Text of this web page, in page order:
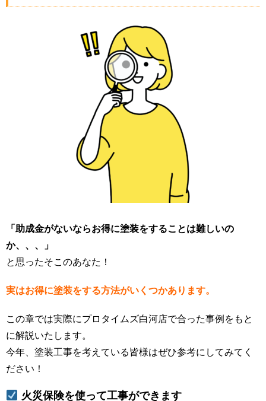
「助成金がないならお得に塗装をすることは難しいの
か、、、」
と思ったそこのあなた！
実はお得に塗装をする方法がいくつかあります。
この章では実際にプロタイムズ白河店で合った事例をもと
に解説いたします。
今年、塗装工事を考えている皆様はぜひ参考にしてみてく
ださい！
火災保険を使って工事ができます